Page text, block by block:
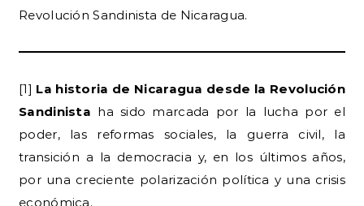
Revolución Sandinista de Nicaragua.
[1] La historia de Nicaragua desde la Revolución
Sandinista ha sido marcada por la lucha por el
poder, las reformas sociales, la guerra civil, la
transición a la democracia y, en los últimos años,
por una creciente polarización política y una crisis
económica.